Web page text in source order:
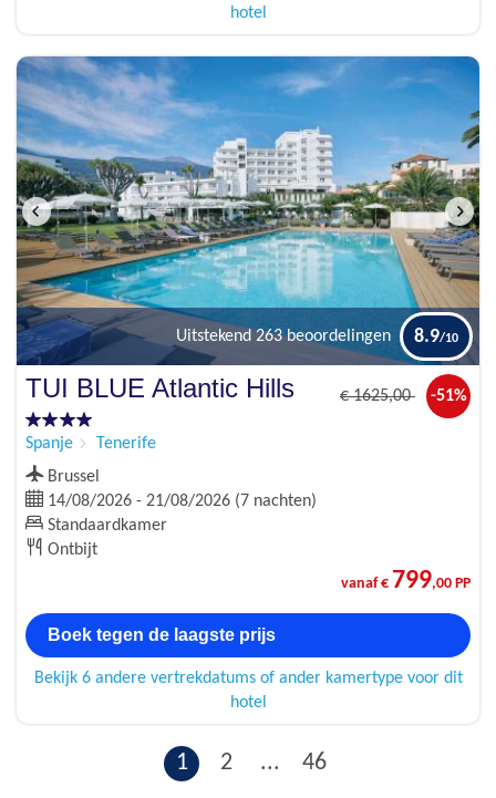
hotel
Uitstekend 263 beoordelingen 8.9
TUI BLUE Atlantic Hills
Spanje Tenerife
€1625,00 -51%
Brussel
14/08/2026 - 21/08/2026 (7 nachten)
Standaardkamer
Ontbijt
vanaf € 799,00 PP
Boek tegen de laagste prijs
Bekijk 6 andere vertrekdatums of ander kamertype voor dit
hotel
1 2 ... 46